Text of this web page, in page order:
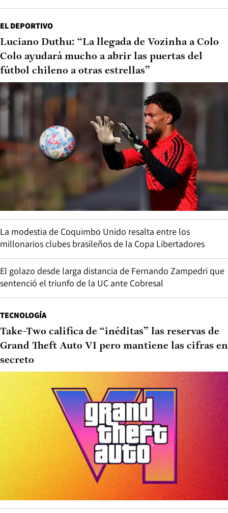
EL DEPORTIVO
Luciano Duthu: “La llegada de Vozinha a Colo
Colo ayudará mucho a abrir las puertas del
fútbol chileno a otras estrellas”
La modestia de Coquimbo Unido resalta entre los
millonarios clubes brasileños de la Copa Libertadores
El golazo desde larga distancia de Fernando Zampedri que
sentenció el triunfo de la UC ante Cobresal
TECNOLOGÍA
Take-Two califica de “inéditas” las reservas de
Grand Theft Auto VI pero mantiene las cifras en
secreto